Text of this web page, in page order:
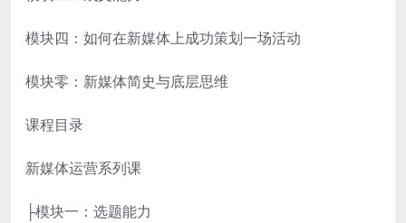
模块四：如何在新媒体上成功策划一场活动
模块零：新媒体简史与底层思维
课程目录
新媒体运营系列课
├模块一：选题能力